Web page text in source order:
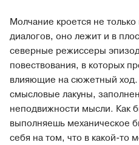
Молчание кроется не
диалогов, оно лежит и в
северные режиссеры
повествования, в которых
влияющие на сюжетный
смысловые лакуны,
неподвижности мысли. Как
выполняешь механическое
себя на том, что в какой-то